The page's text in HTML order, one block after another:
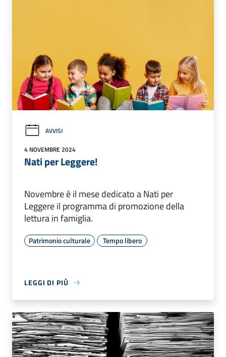
AVVISI
4 NOVEMBRE 2024
Nati per Leggere!
Novembre è il mese dedicato a Nati per
Leggere il programma di promozione della
lettura in famiglia.
Patrimonio culturale Tempo libero
LEGGI DI PIÙ